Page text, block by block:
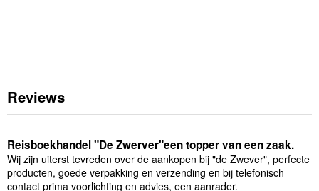
Reviews
Reisboekhandel "De Zwerver"een topper van een zaak.
Wij zijn uiterst tevreden over de aankopen bij "de Zwever", perfecte
producten, goede verpakking en verzending en bij telefonisch
contact prima voorlichting en advies, een aanrader.